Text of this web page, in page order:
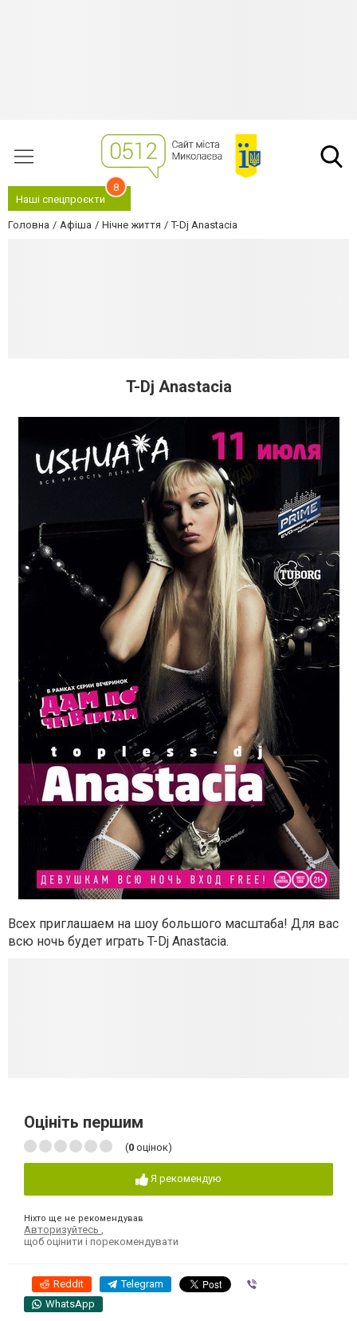
Наші спецпроєкти
8
Головна Афіша Нічне життя T-Dj Anastacia
T-Dj Anastacia
Всех приглашаем на шоу большого масштаба! Для вас
всю ночь будет играть T-Dj Anastacia.
Оцініть першим
(0 оцінок)
Я рекомендую
Ніхто ще не рекомендував
Авторизуйтесь
щоб оцінити і порекомендувати
Reddit Telegram
WhatsApp